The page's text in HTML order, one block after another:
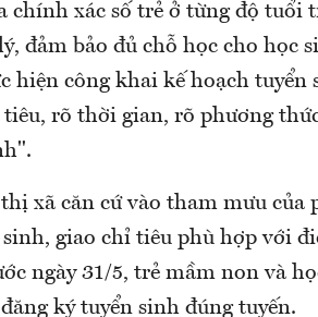
chính xác số trẻ ở từng độ tuổi
đảm bảo đủ chỗ học cho học
hiện công khai kế hoạch
rõ thời gian, rõ phương
xã căn cứ vào tham mưu của
giao chỉ tiêu phù hợp với
ngày 31/5, trẻ mầm non và
ký tuyển sinh đúng tuyến.